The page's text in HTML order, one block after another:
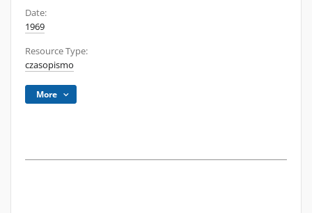
Date:
1969
Resource Type:
czasopismo
More